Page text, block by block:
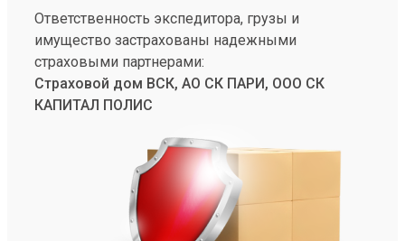
Ответственность экспедитора, грузы и
имущество застрахованы надежными
страховыми партнерами:
Страховой дом ВСК, АО СК ПАРИ, ООО СК
КАПИТАЛ ПОЛИС